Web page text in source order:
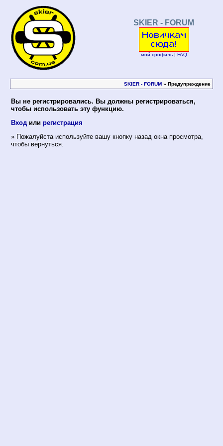
SKIER - FORUM
мой профиль| FAQ
SKIER - FORUM » Предупреждение
Вы не регистрировались. Вы должны регистрироваться,
чтобы использовать эту функцию.
Вход или регистрация
» Пожалуйста используйте вашу кнопку назад окна просмотра,
чтобы вернуться.